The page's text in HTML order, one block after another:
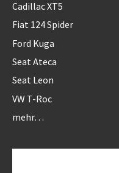
Cadillac XT5
Fiat 124 Spider
Ford Kuga
Seat Ateca
Seat Leon
VW T-Roc
mehr…